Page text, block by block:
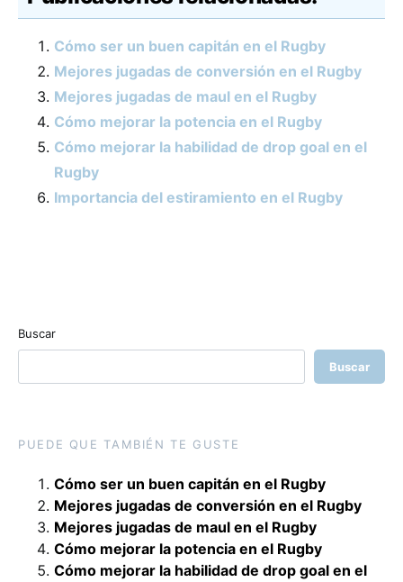
Cómo ser un buen capitán en el Rugby
Mejores jugadas de conversión en el Rugby
Mejores jugadas de maul en el Rugby
Cómo mejorar la potencia en el Rugby
Cómo mejorar la habilidad de drop goal en el
Rugby
Importancia del estiramiento en el Rugby
Buscar
Buscar
PUEDE QUE TAMBIÉN TE GUSTE
Cómo ser un buen capitán en el Rugby
Mejores jugadas de conversión en el Rugby
Mejores jugadas de maul en el Rugby
Cómo mejorar la potencia en el Rugby
Cómo mejorar la habilidad de drop goal en el